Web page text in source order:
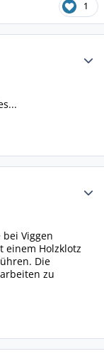
1
Viggen
Holzklotz
Die
zu